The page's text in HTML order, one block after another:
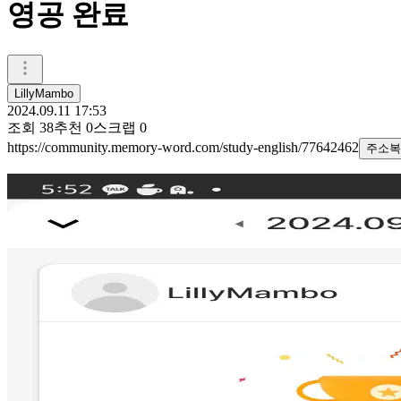
영공 완료
LillyMambo
2024.09.11 17:53
조회 38추천 0스크랩 0
https://community.memory-word.com/study-english/77642462
주소